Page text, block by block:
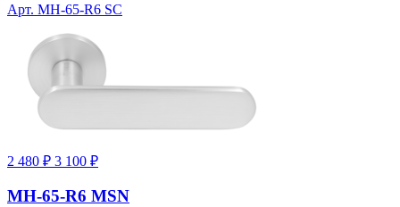
Арт. MH-65-R6 SC
2 480 ₽ 3 100 ₽
MH-65-R6 MSN